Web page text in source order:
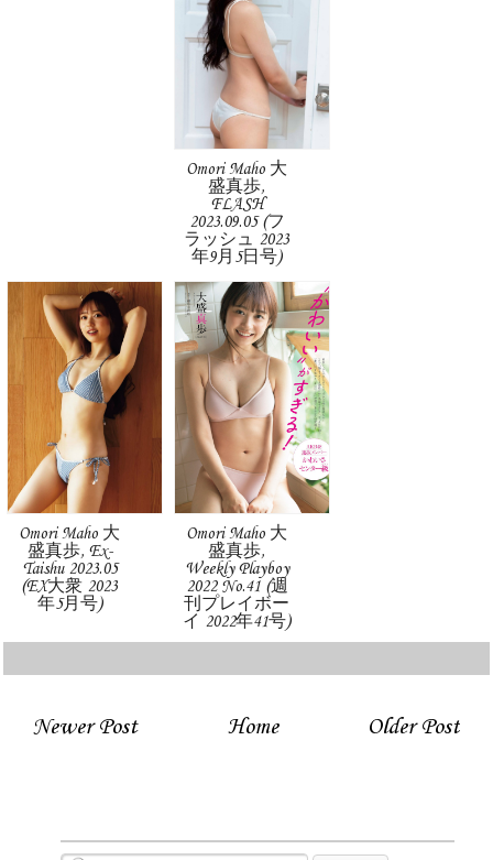
Omori Maho 大
盛真歩,
FLASH
2023.09.05 (フ
ラッシュ 2023
年9月5日号)
Omori Maho 大
盛真歩, Ex-
Taishu 2023.05
(EX大衆 2023
年5月号)
Omori Maho 大
盛真歩,
Weekly Playboy
2022 No.41 (週
刊プレイボー
イ 2022年41号)
Newer Post Older Post
Home